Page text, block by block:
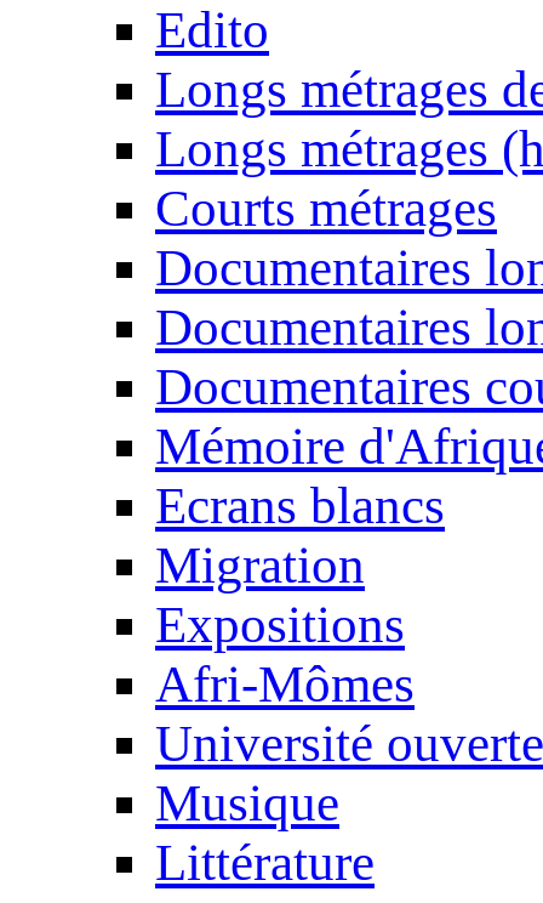
Edito
Longs métrages
Longs métrages
Courts métrages
Documentaires
Documentaires
Documentaires
Mémoire
Ecrans blancs
Migration
Expositions
Afri-Mômes
Université ouverte
Musique
Littérature